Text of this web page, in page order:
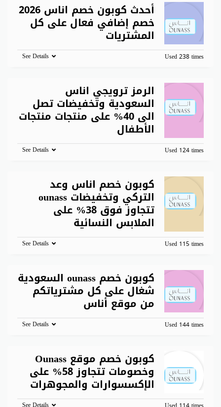
أحدث كوبون خصم اناس 2026
خصم إضافي فعال على كل
المشتريات
Used 238 times
See Details
الرمز ترويجي اناس
السعودية وتخفيضات تصل
الى 40% على منتجات منتجات
الأطفال
Used 124 times
See Details
كوبون خصم اناس وعد
التركي وتخفيضات ounass
تتجاوز فوق 38% على
الملابس النسائية
Used 115 times
See Details
كوبون خصم ounass السعودية
شغال على كل مشترياتكم
من موقع أناس
Used 144 times
See Details
كوبون خصم موقع Ounass
وخصومات تتجاوز 58% على
الإكسسوارات والمجوهرات